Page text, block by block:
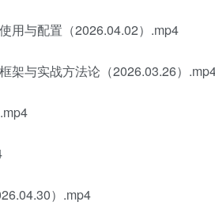
用与配置（2026.04.02）.mp4
架与实战方法论（2026.03.26）
）.mp4